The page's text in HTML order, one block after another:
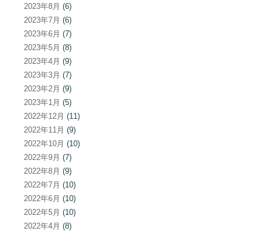
2023年8月 (6)
2023年7月 (6)
2023年6月 (7)
2023年5月 (8)
2023年4月 (9)
2023年3月 (7)
2023年2月 (9)
2023年1月 (5)
2022年12月 (11)
2022年11月 (9)
2022年10月 (10)
2022年9月 (7)
2022年8月 (9)
2022年7月 (10)
2022年6月 (10)
2022年5月 (10)
2022年4月 (8)